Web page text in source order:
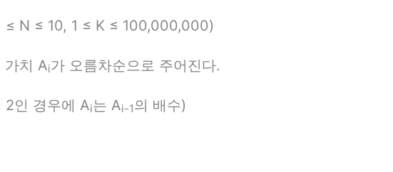
≤ N ≤ 10, 1 ≤ K ≤ 100,000,000)
가치 Ai가 오름차순으로 주어진다.
2인 경우에 Ai는 Ai-1의 배수)